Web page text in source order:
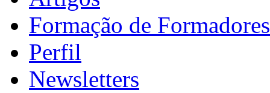
Formação de Formadores
Perfil
Newsletters